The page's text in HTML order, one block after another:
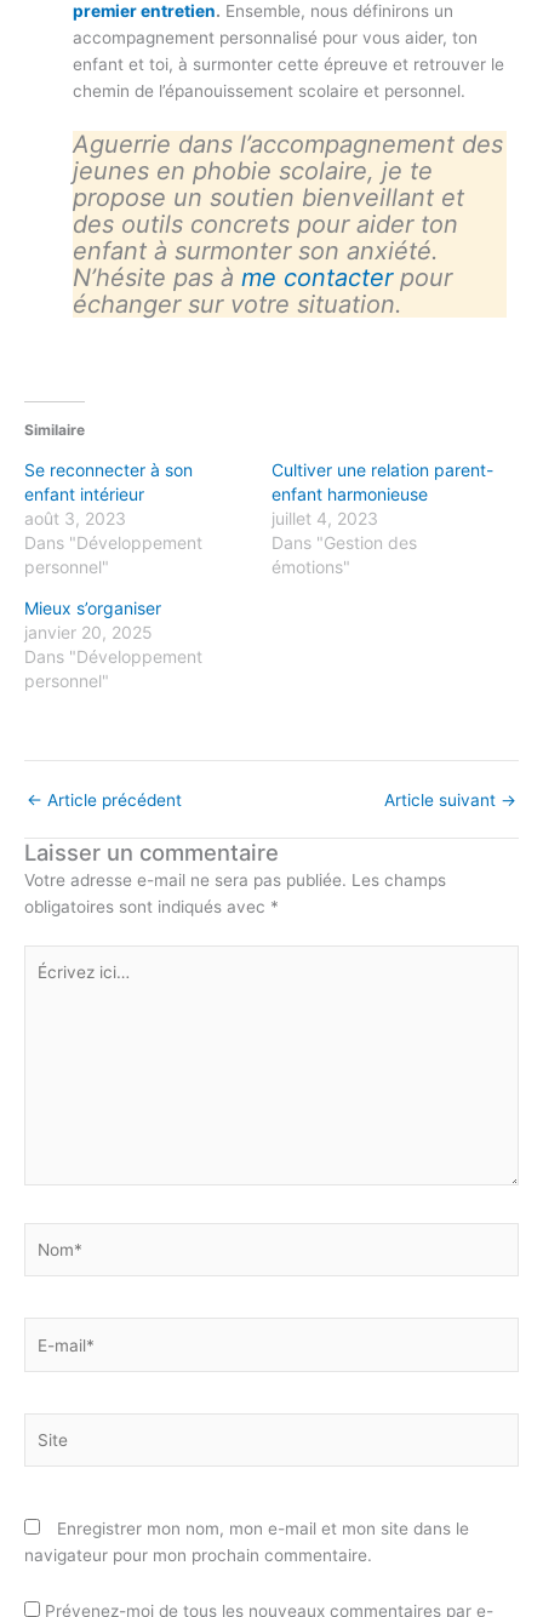
premier entretien. Ensemble, nous définirons un
accompagnement personnalisé pour vous aider, ton
enfant et toi, à surmonter cette épreuve et retrouver le
chemin de l’épanouissement scolaire et personnel.
Aguerrie dans l’accompagnement des
jeunes en phobie scolaire, je te
propose un soutien bienveillant et
des outils concrets pour aider ton
enfant à surmonter son anxiété.
N’hésite pas à me contacterpour
échanger sur votre situation.
Similaire
Se reconnecter à son
enfant intérieur
août 3, 2023
Dans "Développement
personnel"
Cultiver une relation parent-
enfant harmonieuse
juillet 4, 2023
Dans "Gestion des
émotions"
Mieux s’organiser
janvier 20, 2025
Dans "Développement
personnel"
← Article précédent Article suivant →
Laisser un commentaire
Votre adresse e-mail ne sera pas publiée. Les champs
obligatoires sont indiqués avec *
Écrivez
ici…
mail*
Enregistrer mon nom, mon e-mail et mon site dans le
navigateur pour mon prochain commentaire.
Prévenez-moi de tous les nouveaux commentaires par e-